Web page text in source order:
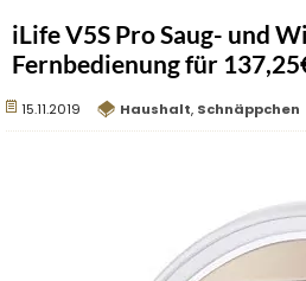
iLife V5S Pro Saug- und
Fernbedienung für
15.11.2019 Haushalt, Schnäppchen